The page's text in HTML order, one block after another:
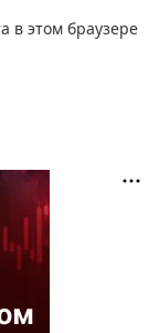
в этом браузере